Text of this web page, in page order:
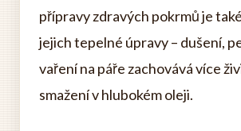
přípravy zdravých pokrmů je
jejich tepelné úpravy – dušení,
vaření na páře zachovává více
smažení v hlubokém oleji.